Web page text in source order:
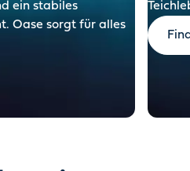
ein stabiles
Oase sorgt für alles